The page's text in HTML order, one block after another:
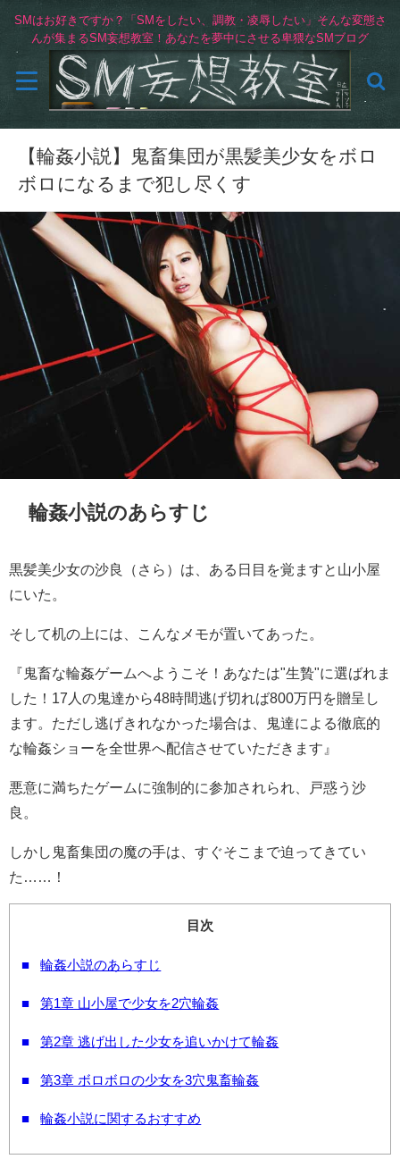
SMはお好きですか？「SMをしたい、調教・凌辱したい」そんな変態さ
んが集まるSM妄想教室！あなたを夢中にさせる卑猥なSMブログ
【輪姦小説】鬼畜集団が黒髪美少女をボロ
ボロになるまで犯し尽くす
輪姦小説のあらすじ
黒髪美少女の沙良（さら）は、ある日目を覚ますと山小屋
にいた。
そして机の上には、こんなメモが置いてあった。
『鬼畜な輪姦ゲームへようこそ！あなたは"生贄"に選ばれま
した！17人の鬼達から48時間逃げ切れば800万円を贈呈し
ます。ただし逃げきれなかった場合は、鬼達による徹底的
な輪姦ショーを全世界へ配信させていただきます』
悪意に満ちたゲームに強制的に参加されられ、戸惑う沙
良。
しかし鬼畜集団の魔の手は、すぐそこまで迫ってきてい
た……！
目次
輪姦小説のあらすじ
第1章 山小屋で少女を2穴輪姦
第2章 逃げ出した少女を追いかけて輪姦
第3章 ボロボロの少女を3穴鬼畜輪姦
輪姦小説に関するおすすめ